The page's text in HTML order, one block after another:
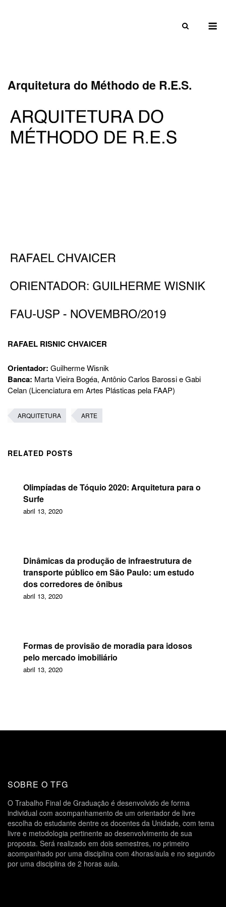
Arquitetura do Méthodo de R.E.S.
RAFAEL RISNIC CHVAICER
Orientador: Guilherme Wisnik
Banca: Marta Vieira Bogéa, Antônio Carlos Barossi e Gabi
Celan (Licenciatura em Artes Plásticas pela FAAP)
ARQUITETURA ARTE
RELATED POSTS
Olimpíadas de Tóquio 2020: Arquitetura para o
Surfe
abril 13, 2020
Dinâmicas da produção de infraestrutura de
transporte público em São Paulo: um estudo
dos corredores de ônibus
abril 13, 2020
Formas de provisão de moradia para idosos
pelo mercado imobiliário
abril 13, 2020
SOBRE O TFG
O Trabalho Final de Graduação é desenvolvido de forma
individual com acompanhamento de um orientador de livre
escolha do estudante dentre os docentes da Unidade, com tema
livre e metodologia pertinente ao desenvolvimento de sua
proposta. Será realizado em dois semestres, no primeiro
acompanhado por uma disciplina com 4horas/aula e no segundo
por uma disciplina de 2 horas aula.